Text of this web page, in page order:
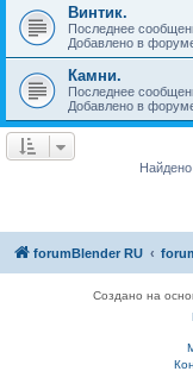
Винтик.
Последнее
Добавлено в
Камни.
Последнее
Добавлено в
Найдено
forumBlender RU
Создано на